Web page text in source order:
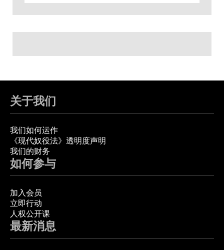
关于我们
我们如何运作
《现代奴役法》透明度声明
我们的财务
如何参与
加入会员
立即行动
人权公开课
最新消息